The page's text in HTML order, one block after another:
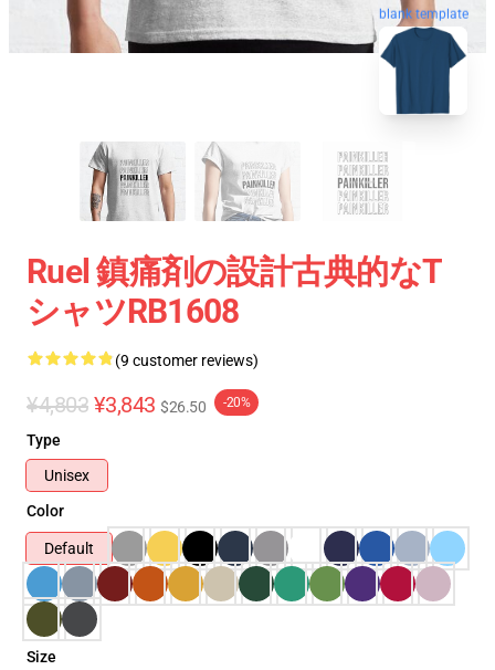
blank template
Ruel 鎮痛剤の設計古典的なT
シャツRB1608
(9 customer reviews)
¥4,803 ¥3,843 $26.50 -20%
Type
Unisex
Color
Default
Size